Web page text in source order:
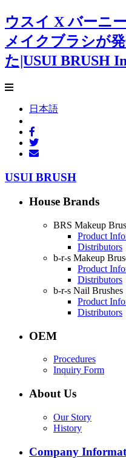
ウスイ X バーニ
メイクブラシが
た|USUI BRUSH
日本語
USUI BRUSH
House Brands
BRS Makeup
Product
Distributors
b-r-s Makeup
Product
Distributors
b-r-s Nail Brushes
Product
Distributors
OEM
Procedures
Inquiry Form
About Us
Our Story
History
Company